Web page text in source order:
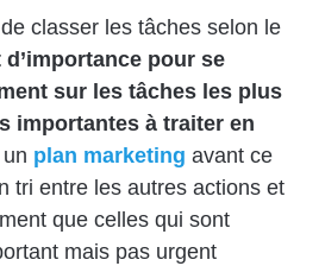
classer les tâches selon le
d’importance pour se
sur les tâches les plus
importantes à traiter en
plan marketing avant ce
tri entre les autres actions et
que celles qui sont
mais pas urgent